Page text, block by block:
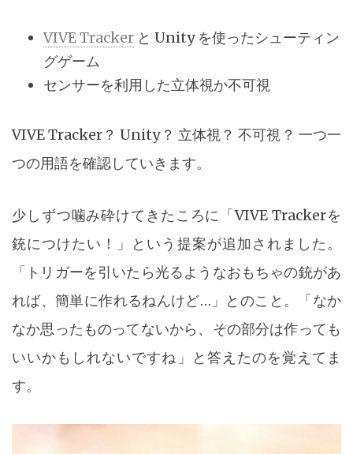
VIVE Tracker と Unity を使ったシューティン
グゲーム
センサーを利用した立体視か不可視
VIVE Tracker？ Unity？ 立体視？ 不可視？ 一つ一
つの用語を確認していきます。
少しずつ噛み砕けてきたころに「VIVE Trackerを
銃につけたい！」という提案が追加されました。
「トリガーを引いたら光るようなおもちゃの銃があ
れば、簡単に作れるねんけど…」とのこと。「なか
なか思ったものってないから、その部分は作っても
いいかもしれないですね」と答えたのを覚えてま
す。